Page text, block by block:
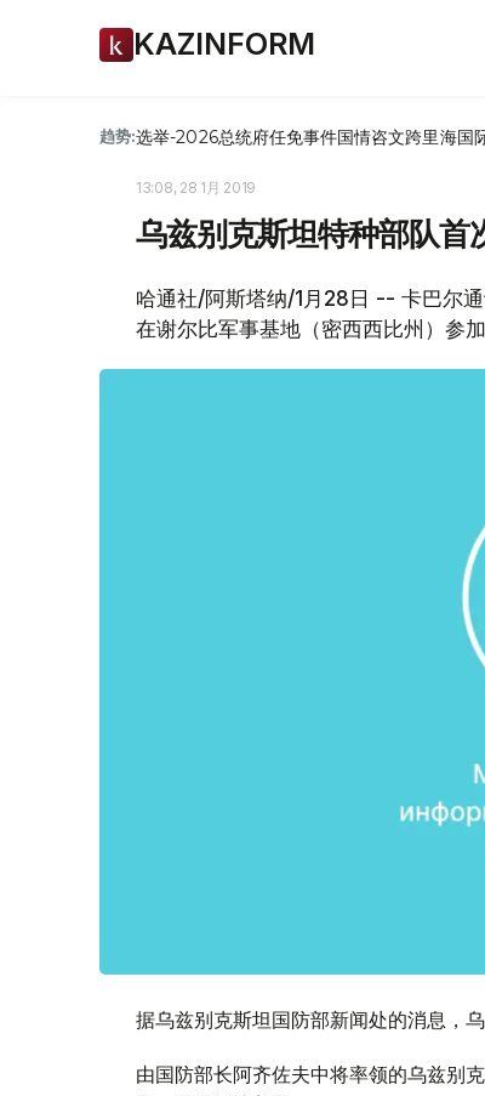
KAZINFORM
趋势:选举-2026总统府任免事件国情咨文跨里海国
13:08, 28 1月 2019
乌兹别克斯坦特种部队首
哈通社/阿斯塔纳/1月28日 -- 卡巴尔通
在谢尔比军事基地（密西西比州）参
据乌兹别克斯坦国防部新闻处的消息，
由国防部长阿齐佐夫中将率领的乌兹别